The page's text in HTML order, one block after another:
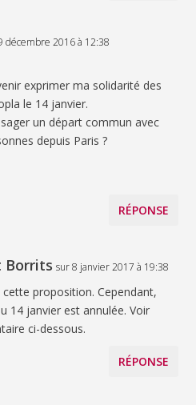
décembre 2016 à 12:38
exprimer ma solidarité des
le 14 janvier.
un départ commun avec
depuis Paris ?
RÉPONSE
Borrits sur 8 janvier 2017 à 19:38
cette proposition. Cependant,
14 janvier est annulée. Voir
ci-dessous.
RÉPONSE